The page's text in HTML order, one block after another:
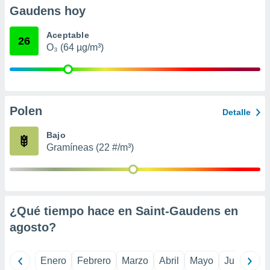
su
datos
momento
en
un
o acceder
Gaudens hoy
26 Aceptable
O₃ (64 µg/m³)
Polen Detalle
Bajo
Gramíneas (22 #/m³)
¿Qué tiempo hace en Saint-Gaudens en
agosto?
Enero Febrero Marzo Abril Mayo Junio